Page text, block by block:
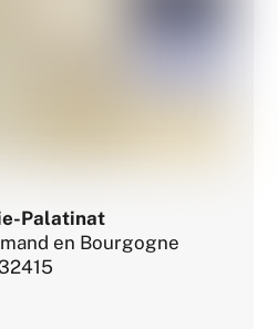
Palatinat
en Bourgogne